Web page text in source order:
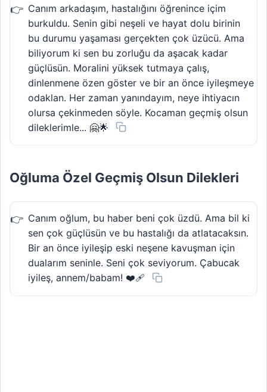
Canım arkadaşım, hastalığını öğrenince içim
burkuldu. Senin gibi neşeli ve hayat dolu birinin
bu durumu yaşaması gerçekten çok üzücü. Ama
biliyorum ki sen bu zorluğu da aşacak kadar
güçlüsün. Moralini yüksek tutmaya çalış,
dinlenmene özen göster ve bir an önce iyileşmeye
odaklan. Her zaman yanındayım, neye ihtiyacın
olursa çekinmeden söyle. Kocaman geçmiş olsun
dileklerimle... 🤗🌟
Oğluma Özel Geçmiş Olsun Dilekleri
Canım oğlum, bu haber beni çok üzdü. Ama bil ki
sen çok güçlüsün ve bu hastalığı da atlatacaksın.
Bir an önce iyileşip eski neşene kavuşman için
dualarım seninle. Seni çok seviyorum. Çabucak
iyileş, annem/babam! ❤️‍🩹